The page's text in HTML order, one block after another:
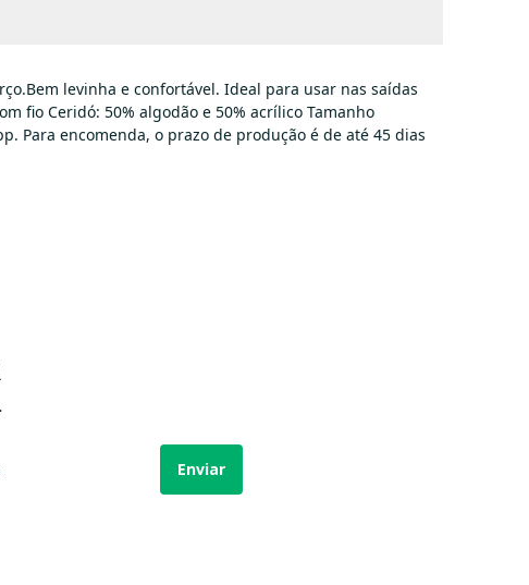
levinha e confortável. Ideal para usar nas saídas
fio Ceridó: 50% algodão e 50% acrílico Tamanho
Para encomenda, o prazo de produção é de até 45 dias
Enviar